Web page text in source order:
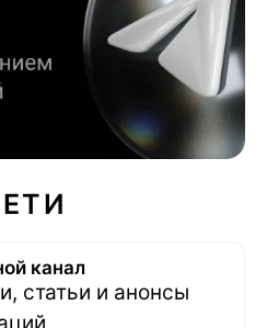
канал
статьи и анонсы